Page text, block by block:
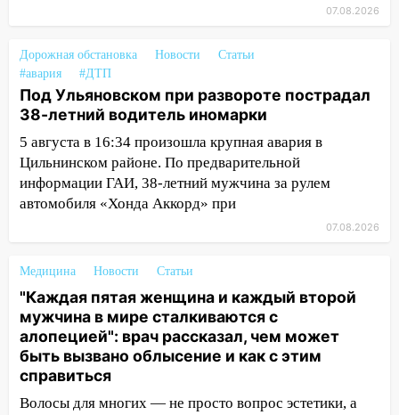
12:31 Ульяновец хотел купить иномарку
из Европы и потерял 760 тысяч рублей
12:20 В Чердаклинском районе
столкнулись «Лада» и Chevrolet:
пострадал 14-летний подросток
12:00 Где есть бензин в Ульяновске 7
августа: список АЗС
приговор
11:38 В Ленинском районе пожар
полностью уничтожил дачный дом и
сарай
11:38 В Госдуме предложили отменить
ЕГЭ с 2027 года
07.08.2026
Дорожная обстановка Новости
Статьи
#авария
#ДТП
Под Ульяновском при развороте пострадал
38-летний водитель иномарки
5 августа в 16:34 произошла крупная авария в
Цильнинском районе. По предварительной
информации ГАИ, 38-летний мужчина за рулем
автомобиля «Хонда Аккорд» при
07.08.2026
Медицина Новости Статьи
"Каждая пятая женщина и каждый второй
мужчина в мире сталкиваются с
алопецией": врач рассказал, чем может
быть вызвано облысение и как с этим
справиться
Волосы для многих — не просто вопрос эстетики, а